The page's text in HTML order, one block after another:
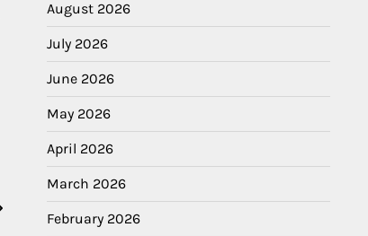
August 2026
July 2026
June 2026
May 2026
April 2026
March 2026
February 2026